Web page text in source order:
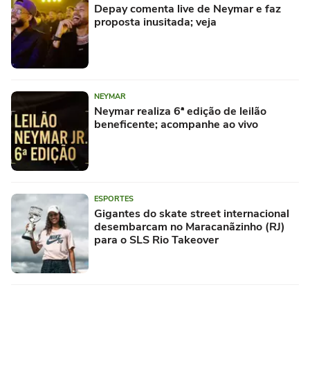
Depay comenta live de Neymar e faz
proposta inusitada; veja
NEYMAR
Neymar realiza 6ª edição de leilão
beneficente; acompanhe ao vivo
ESPORTES
Gigantes do skate street internacional
desembarcam no Maracanãzinho (RJ)
para o SLS Rio Takeover